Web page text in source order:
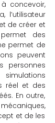
concevoir,
l’utilisateur
de créer et
des
permet de
peuvent
personnes
réel et des
En outre,
et de les